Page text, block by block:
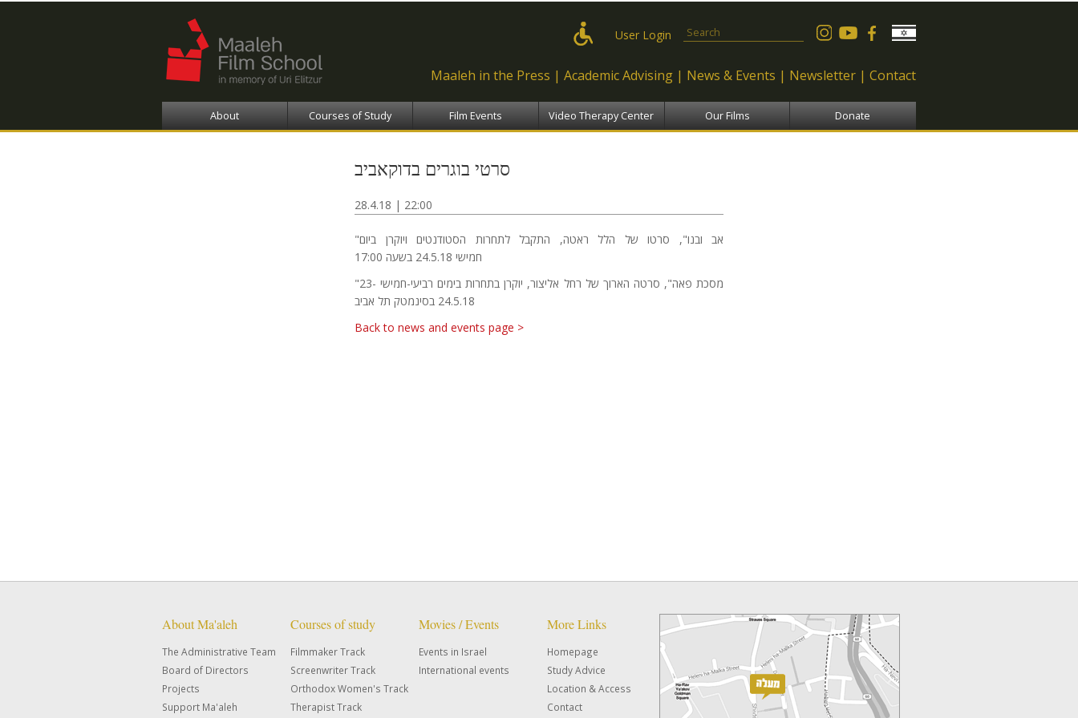
Search form
User Login
Maaleh in the Press Academic Advising News & Events Newsletter Contact
About Courses of Study Film Events Video Therapy Center Our Films Donate
סרטי בוגרים בדוקאביב
28.4.18 | 22:00
"אב ובנו", סרטו של הלל ראטה, התקבל לתחרות הסטודנטים ויוקרן ביום
"מסכת פאה", סרטה הארוך של רחל אליצור, יוקרן בתחרות בימים רביעי-חמישי 23-
24.5.18 בסינמטק תל אביב
Back to news and events page >
About Ma'aleh
The Administrative Team
Board of Directors
Projects
Support Ma'aleh
Courses of study
Filmmaker Track
Screenwriter Track
Orthodox Women's Track
Therapist Track
Movies / Events
Events in Israel
International events
More Links
Homepage
Study Advice
Location & Access
Contact